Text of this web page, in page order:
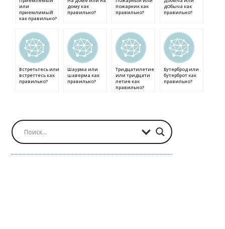
или
приемлимый
как правильно?
дому как
правильно?
пожарник как
правильно?
дОбыча как
правильно?
Встретьтесь или
встреттесь как
правильно?
Шаурма или
шаверма как
правильно?
Тридцатилетие
или тридцати
летие как
правильно?
Бутерброд или
бутерброт как
правильно?